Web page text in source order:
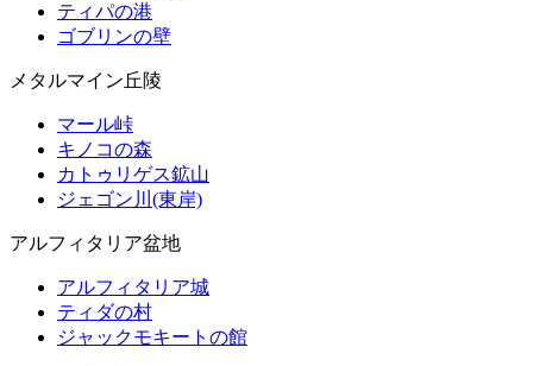
ティパの港
ゴブリンの壁
メタルマイン丘陵
マール峠
キノコの森
カトゥリゲス鉱山
ジェゴン川(東岸)
アルフィタリア盆地
アルフィタリア城
ティダの村
ジャックモキートの館